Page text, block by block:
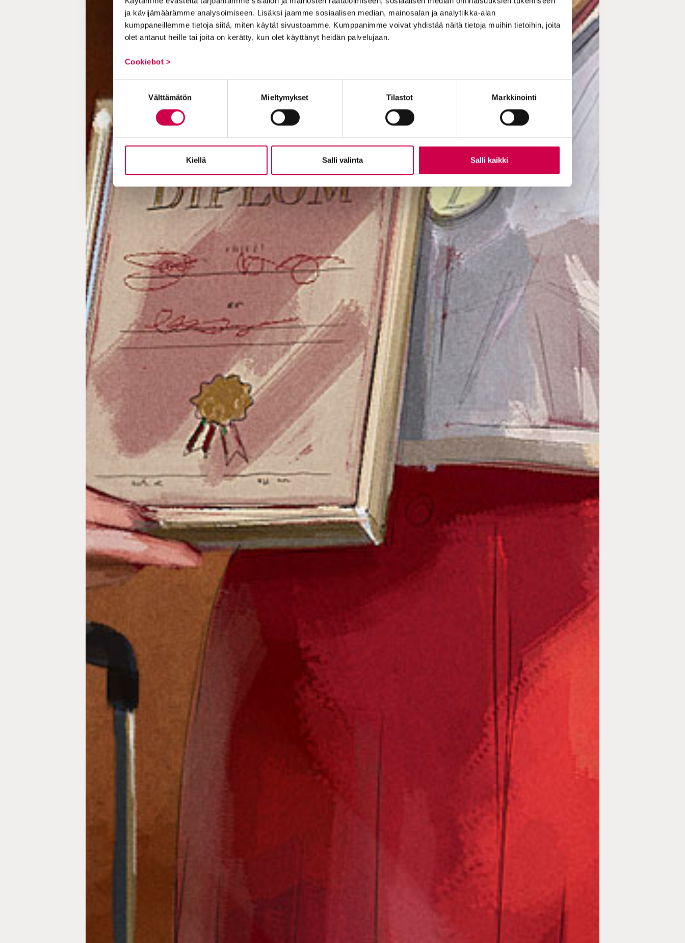
ja kävijämäärämme analysoimiseen. Lisäksi jaamme sosiaalisen median, mainosalan ja analytiikka-alan
kumppaneillemme tietoja siitä, miten käytät sivustoamme. Kumppanimme voivat yhdistää näitä tietoja muihin tietoihin, joita
olet antanut heille tai joita on kerätty, kun olet käyttänyt heidän palvelujaan.
Cookiebot >
valinta
Välttämätön Mieltymykset Tilastot Markkinointi
Kiellä Salli valinta Salli kaikki